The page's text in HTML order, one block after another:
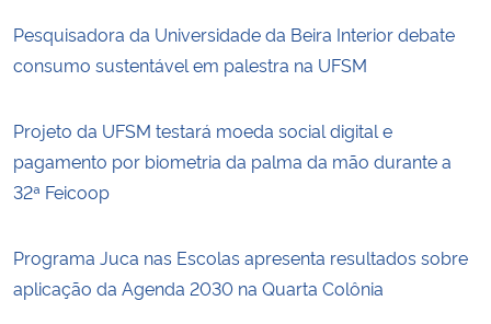
Pesquisadora da Universidade da Beira Interior debate
consumo sustentável em palestra na UFSM
Projeto da UFSM testará moeda social digital e
pagamento por biometria da palma da mão durante a
32ª Feicoop
Programa Juca nas Escolas apresenta resultados sobre
aplicação da Agenda 2030 na Quarta Colônia